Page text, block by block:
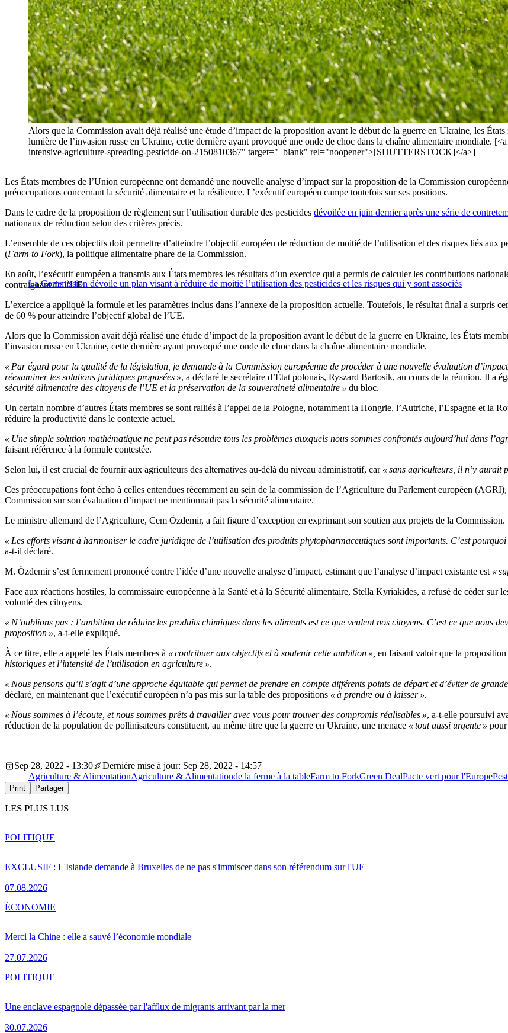
Alors que la Commission avait déjà réalisé une étude d’impact de la proposition avant le début de la guerre en Ukraine, les
lumière de l’invasion russe en Ukraine, cette dernière ayant provoqué une onde de choc dans la chaîne alimentaire mondiale.
intensive-agriculture-spreading-pesticide-on-2150810367" target="_blank" rel="noopener">[SHUTTERSTOCK]</a>]
Les États membres de l’Union européenne ont demandé une nouvelle analyse d’impact sur la proposition de la Commission
préoccupations concernant la sécurité alimentaire et la résilience. L’exécutif européen campe toutefois sur ses positions.
Dans le cadre de la proposition de règlement sur l’utilisation durable des pesticides dévoilée en juin dernier après une série de
nationaux de réduction selon des critères précis.
L’ensemble de ces objectifs doit permettre d’atteindre l’objectif européen de réduction de moitié de l’utilisation et des risques liés aux
(Farm to Fork), la politique alimentaire phare de la Commission.
La Commission dévoile un plan visant à réduire de moitié l’utilisation des pesticides et les risques qui y sont associés
En août, l’exécutif européen a transmis aux États membres les résultats d’un exercice qui a permis de calculer les contributions
contraignant de l’UE.
L’exercice a appliqué la formule et les paramètres inclus dans l’annexe de la proposition actuelle. Toutefois, le résultat final a surpris
de 60 % pour atteindre l’objectif global de l’UE.
Alors que la Commission avait déjà réalisé une étude d’impact de la proposition avant le début de la guerre en Ukraine, les États
l’invasion russe en Ukraine, cette dernière ayant provoqué une onde de choc dans la chaîne alimentaire mondiale.
« Par égard pour la qualité de la législation, je demande à la Commission européenne de procéder à une nouvelle évaluation
réexaminer les solutions juridiques proposées », a déclaré le secrétaire d’État polonais, Ryszard Bartosik, au cours de la réunion. Il a
sécurité alimentaire des citoyens de l’UE et la préservation de la souveraineté alimentaire » du bloc.
Un certain nombre d’autres États membres se sont ralliés à l’appel de la Pologne, notamment la Hongrie, l’Autriche, l’Espagne et la
réduire la productivité dans le contexte actuel.
« Une simple solution mathématique ne peut pas résoudre tous les problèmes auxquels nous sommes confrontés aujourd’hui dans
faisant référence à la formule contestée.
Selon lui, il est crucial de fournir aux agriculteurs des alternatives au-delà du niveau administratif, car « sans agriculteurs, il n’y aurait
Ces préoccupations font écho à celles entendues récemment au sein de la commission de l’Agriculture du Parlement européen
Commission sur son évaluation d’impact ne mentionnait pas la sécurité alimentaire.
Le ministre allemand de l’Agriculture, Cem Özdemir, a fait figure d’exception en exprimant son soutien aux projets de la Commission.
« Les efforts visant à harmoniser le cadre juridique de l’utilisation des produits phytopharmaceutiques sont importants. C’est
a-t-il déclaré.
M. Özdemir s’est fermement prononcé contre l’idée d’une nouvelle analyse d’impact, estimant que l’analyse d’impact existante est «
Face aux réactions hostiles, la commissaire européenne à la Santé et à la Sécurité alimentaire, Stella Kyriakides, a refusé de céder sur
volonté des citoyens.
« N’oublions pas : l’ambition de réduire les produits chimiques dans les aliments est ce que veulent nos citoyens. C’est ce que nous
proposition », a-t-elle expliqué.
À ce titre, elle a appelé les États membres à « contribuer aux objectifs et à soutenir cette ambition », en faisant valoir que la
historiques et l’intensité de l’utilisation en agriculture ».
« Nous pensons qu’il s’agit d’une approche équitable qui permet de prendre en compte différents points de départ et d’éviter de
déclaré, en maintenant que l’exécutif européen n’a pas mis sur la table des propositions « à prendre ou à laisser ».
« Nous sommes à l’écoute, et nous sommes prêts à travailler avec vous pour trouver des compromis réalisables », a-t-elle poursuivi
réduction de la population de pollinisateurs constituent, au même titre que la guerre en Ukraine, une menace « tout aussi urgente »
Sep 28, 2022 - 13:30
Dernière mise à jour: Sep 28, 2022 - 14:57
Agriculture & AlimentationAgriculture & Alimentationde la ferme à la tableFarm to ForkGreen DealPacte vert pour l'Europe
Print Partager
LES PLUS LUS
EXCLUSIF : L'Islande demande à Bruxelles de ne pas s'immiscer dans son référendum sur l'UE
07.08.2026
POLITIQUE
Merci la Chine : elle a sauvé l’économie mondiale
27.07.2026
ÉCONOMIE
Une enclave espagnole dépassée par l'afflux de migrants arrivant par la mer
30.07.2026
POLITIQUE